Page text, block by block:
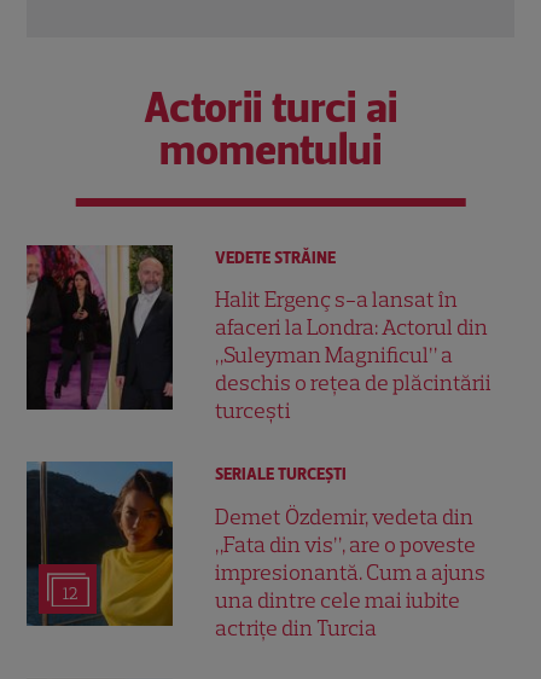
Actorii turci ai
momentului
VEDETE STRĂINE
Halit Ergenç s-a lansat în
afaceri la Londra: Actorul din
„Suleyman Magnificul” a
deschis o rețea de plăcintării
turcești
12
SERIALE TURCEŞTI
Demet Özdemir, vedeta din
„Fata din vis”, are o poveste
impresionantă. Cum a ajuns
una dintre cele mai iubite
actrițe din Turcia